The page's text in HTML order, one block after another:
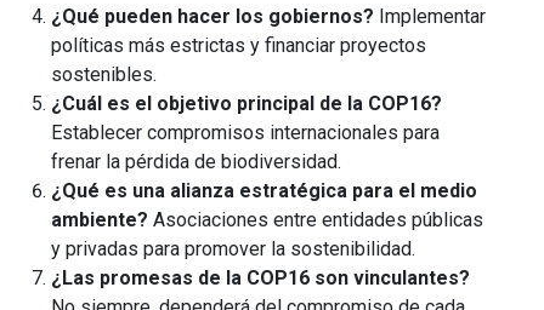
¿Qué pueden hacer los gobiernos? Implementar
políticas más estrictas y financiar proyectos
sostenibles.
¿Cuál es el objetivo principal de la COP16?
Establecer compromisos internacionales para
frenar la pérdida de biodiversidad.
¿Qué es una alianza estratégica para el medio
ambiente? Asociaciones entre entidades públicas
y privadas para promover la sostenibilidad.
¿Las promesas de la COP16 son vinculantes?